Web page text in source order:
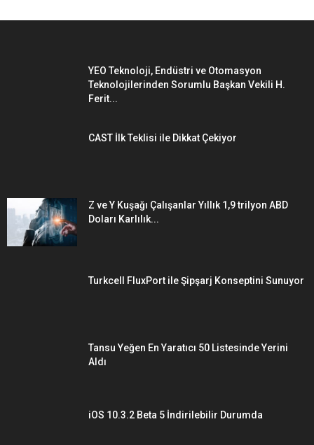
YEO Teknoloji, Endüstri ve Otomasyon
Teknolojilerinden Sorumlu Başkan Vekili H.
Ferit...
CAST İlk Teklisi ile Dikkat Çekiyor
Z ve Y Kuşağı Çalışanlar Yıllık 1,9 trilyon ABD
Doları Karlılık...
Turkcell FluxPort ile Şipşarj Konseptini Sunuyor
Tansu Yeğen En Yaratıcı 50 Listesinde Yerini
Aldı
iOS 10.3.2 Beta 5 İndirilebilir Durumda